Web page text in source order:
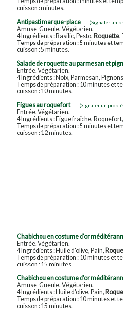
cuisson : minutes.
Antipasti marque-place
(Signaler un
Amuse-Gueule. Végétarien.
4 Ingrédients : Basilic, Pesto, Roquette,
Temps de préparation : 5 minutes et
cuisson : 5 minutes.
Salade de roquette au parmesan et
Entrée. Végétarien.
4 Ingrédients : Noix, Parmesan,
Temps de préparation : 10 minutes et
cuisson : 10 minutes.
Figues au roquefort
(Signaler un
Entrée. Végétarien.
4 Ingrédients : Figue fraîche, Roquefort,
Temps de préparation : 5 minutes et
cuisson : 12 minutes.
Chabichou en costume d'or
Entrée. Végétarien.
4 Ingrédients : Huile d'olive, Pain,
Temps de préparation : 10 minutes et
cuisson : 15 minutes.
Chabichou en costume d'or
Amuse-Gueule. Végétarien.
4 Ingrédients : Huile d'olive, Pain,
Temps de préparation : 10 minutes et
cuisson : 15 minutes.